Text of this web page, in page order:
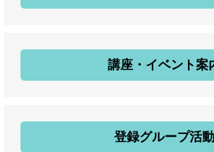
講座・イベント案
登録グループ活動